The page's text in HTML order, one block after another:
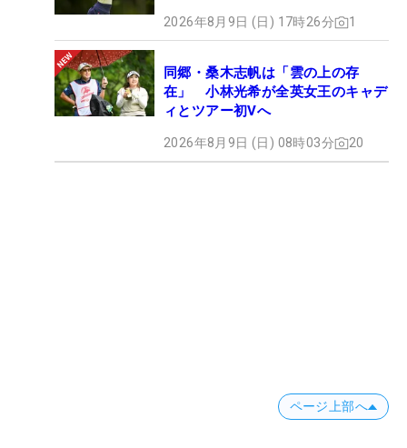
2026年8月9日 (日) 17時26分 1
同郷・桑木志帆は「雲の上の存
在」 小林光希が全英女王のキャデ
ィとツアー初Vへ
2026年8月9日 (日) 08時03分 20
ページ上部へ